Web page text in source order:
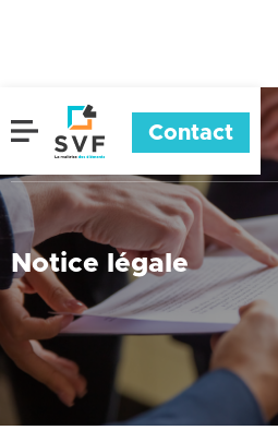
Contact
  Notice légale
Notice légale